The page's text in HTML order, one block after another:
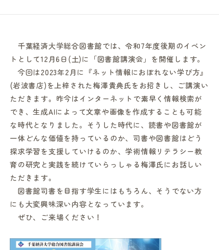
高校の先生方へ
地域・一般の方へ
企業・園・施設の方へ
in Campus
総合図書館
千葉経済大学総合図書館では、令和7年度後期のイベン
トとして12月6日(土)に「図書館講演会」を開催します。
今回は2023年2月に『ネット情報におぼれない学び方』
(岩波書店)を上梓された梅澤貴典氏をお招きし、ご講演い
ただきます。昨今はインターネットで素早く情報検索が
でき、生成AIによって文章や画像を作成することも可能
な時代となりました。そうした時代に、読書や図書館が
一体どんな価値を持っているのか、司書や図書館はどう
探求学習を支援していけるのか、学術情報リテラシー教
育の研究と実践を続けていらっしゃる梅澤氏にお話しい
ただきます。
図書館司書を目指す学生にはもちろん、そうでない方
にも大変興味深い内容となっています。
ぜひ、ご来場ください！